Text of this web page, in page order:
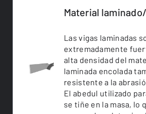
Material
Las vigas laminadas
extremadamente
alta densidad del
laminada encolada
resistente a la
El abedul utilizado
se tiñe en la masa, lo